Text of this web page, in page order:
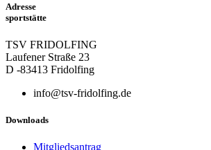
Adresse
sportstätte
TSV FRIDOLFING
Laufener Straße 23
D -83413 Fridolfing
info@tsv-fridolfing.de
Downloads
Mitgliedsantrag